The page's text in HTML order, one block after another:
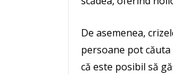
De asemenea,
persoane pot
că este posibil să